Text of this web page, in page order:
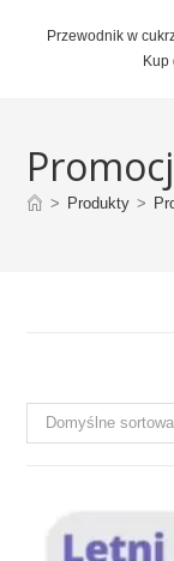
Przewodnik w
Kup
> Produkty >
Domyślne